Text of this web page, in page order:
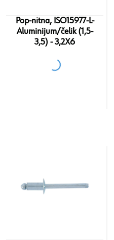
Pop-nitna, ISO15977-L-
Aluminijum/čelik (1,5-
3,5) - 3,2X6